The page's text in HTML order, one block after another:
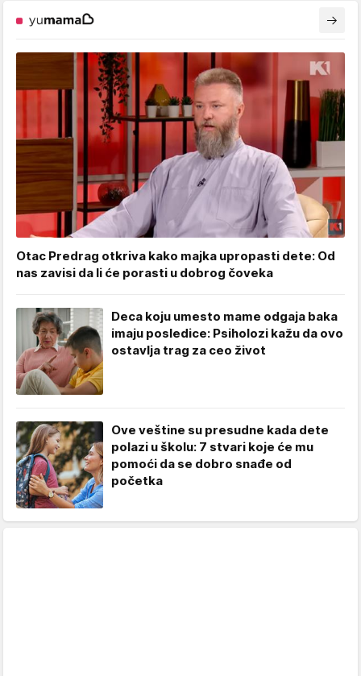
Otac Predrag otkriva kako majka upropasti dete: Od
nas zavisi da li će porasti u dobrog čoveka
Deca koju umesto mame odgaja baka
imaju posledice: Psiholozi kažu da ovo
ostavlja trag za ceo život
Ove veštine su presudne kada dete
polazi u školu: 7 stvari koje će mu
pomoći da se dobro snađe od
početka